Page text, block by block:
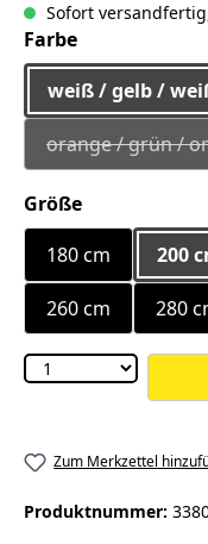
Sofort
Farbeauswählen
weiß / gelb /
orange / grün /
(Diese
Größeauswählen
180 cm
200
260 cm 280
Zum Merkzettel
Produktnummer: